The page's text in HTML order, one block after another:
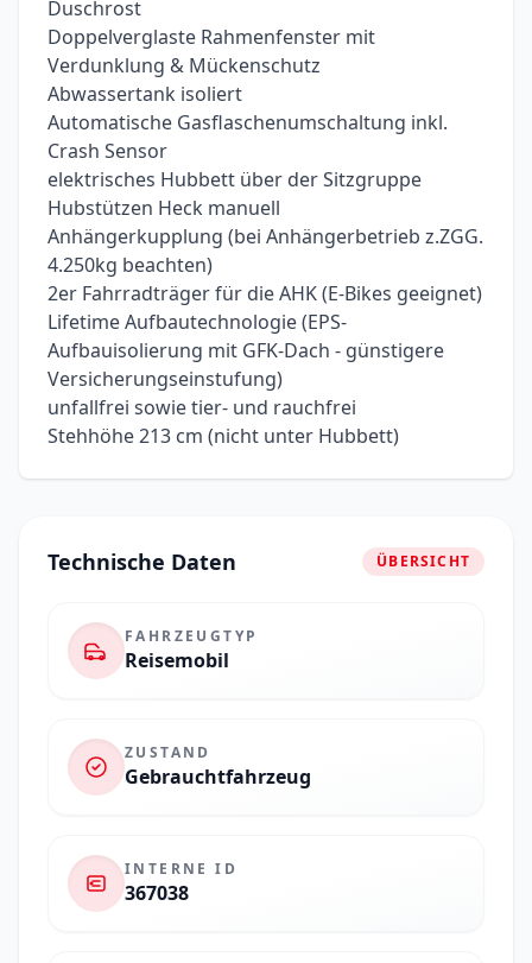
Duschrost
Doppelverglaste Rahmenfenster mit
Verdunklung & Mückenschutz
Abwassertank isoliert
Automatische Gasflaschenumschaltung inkl.
Crash Sensor
elektrisches Hubbett über der Sitzgruppe
Hubstützen Heck manuell
Anhängerkupplung (bei Anhängerbetrieb z.ZGG.
4.250kg beachten)
2er Fahrradträger für die AHK (E-Bikes geeignet)
Lifetime Aufbautechnologie (EPS-
Aufbauisolierung mit GFK-Dach - günstigere
Versicherungseinstufung)
unfallfrei sowie tier- und rauchfrei
Stehhöhe 213 cm (nicht unter Hubbett)
Technische Daten ÜBERSICHT
FAHRZEUGTYP
Reisemobil
ZUSTAND
Gebrauchtfahrzeug
INTERNE ID
367038